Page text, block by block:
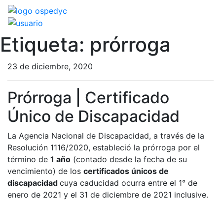
Etiqueta: prórroga
23 de diciembre, 2020
Prórroga | Certificado
Único de Discapacidad
La Agencia Nacional de Discapacidad, a través de la
Resolución 1116/2020, estableció la prórroga por el
término de 1 año (contado desde la fecha de su
vencimiento) de los certificados únicos de
discapacidad cuya caducidad ocurra entre el 1° de
enero de 2021 y el 31 de diciembre de 2021 inclusive.